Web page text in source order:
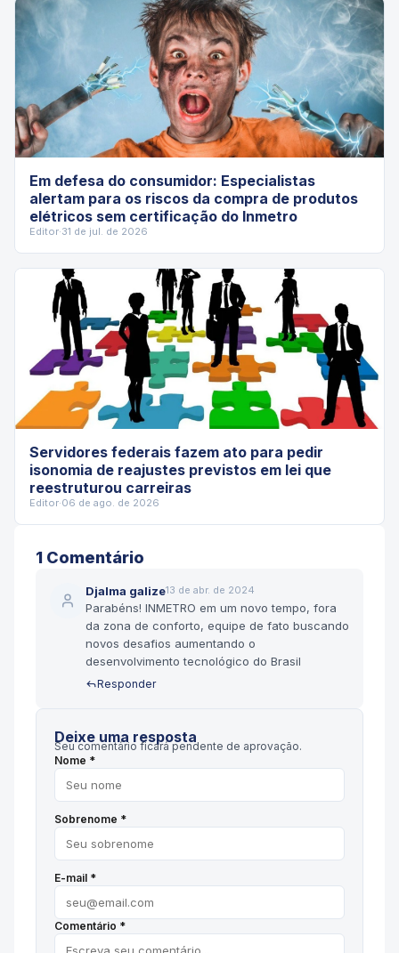
Em defesa do consumidor: Especialistas
alertam para os riscos da compra de produtos
elétricos sem certificação do Inmetro
Editor·31 de jul. de 2026
Servidores federais fazem ato para pedir
isonomia de reajustes previstos em lei que
reestruturou carreiras
Editor·06 de ago. de 2026
1 Comentário
Djalma galize13 de abr. de 2024
Parabéns! INMETRO em um novo tempo, fora
da zona de conforto, equipe de fato buscando
novos desafios aumentando o
desenvolvimento tecnológico do Brasil
Responder
Deixe uma resposta
Seu comentário ficará pendente de aprovação.
Nome *
Sobrenome *
E-mail *
Comentário *